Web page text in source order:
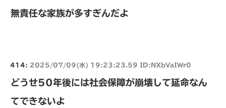
無責任な家族が多すぎんだよ
414: 2025/07/09(水) 19:23:23.59 ID:NXbVaIWr0
どうせ50年後には社会保障が崩壊して延命なん
てできないよ